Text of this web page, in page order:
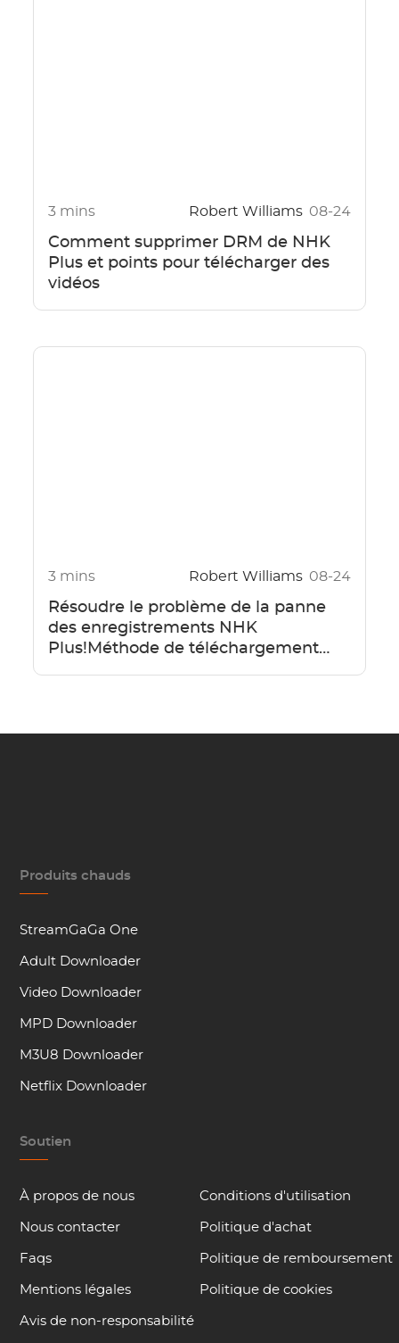
3 mins Robert Williams 08-24
Comment supprimer DRM de NHK
Plus et points pour télécharger des
vidéos
3 mins Robert Williams 08-24
Résoudre le problème de la panne
des enregistrements NHK
Plus!Méthode de téléchargement
Produits chauds
StreamGaGa One
Adult Downloader
Video Downloader
MPD Downloader
M3U8 Downloader
Netflix Downloader
Soutien
À propos de nous
Nous contacter
Faqs
Mentions légales
Avis de non-responsabilité
Conditions d'utilisation
Politique d'achat
Politique de remboursement
Politique de cookies